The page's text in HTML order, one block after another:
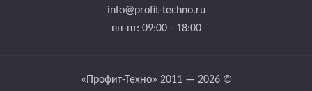
info@profit-techno.ru
пн-пт: 09:00 - 18:00
«Профит-Техно» 2011 — 2026 ©